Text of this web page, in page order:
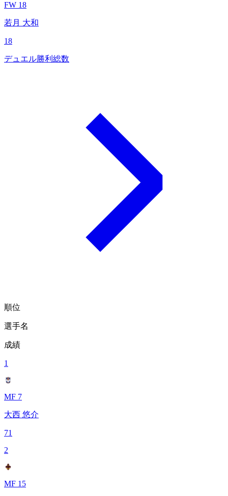
FW 18
若月 大和
18
デュエル勝利総数
順位
選手名
成績
1
MF 7
大西 悠介
71
2
MF 15